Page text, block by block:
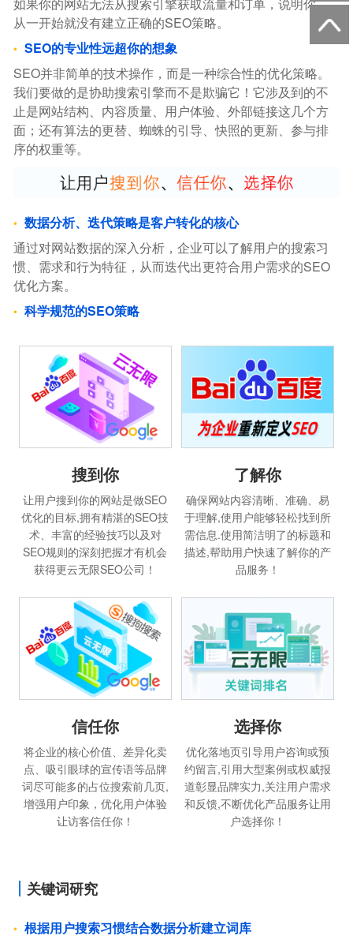
如果你的网站无法从搜索引擎获取流量和订单，说明你，
从一开始就没有建立正确的SEO策略。
SEO的专业性远超你的想象
SEO并非简单的技术操作，而是一种综合性的优化策略。
我们要做的是协助搜索引擎而不是欺骗它！它涉及到的不
止是网站结构、内容质量、用户体验、外部链接这几个方
面；还有算法的更替、蜘蛛的引导、快照的更新、参与排
序的权重等。
数据分析、迭代策略是客户转化的核心
通过对网站数据的深入分析，企业可以了解用户的搜索习
惯、需求和行为特征，从而迭代出更符合用户需求的SEO
优化方案。
科学规范的SEO策略
搜到你
让用户搜到你的网站是做SEO
优化的目标,拥有精湛的SEO技
术、丰富的经验技巧以及对
SEO规则的深刻把握才有机会
获得更云无限SEO公司！
了解你
确保网站内容清晰、准确、易
于理解,使用户能够轻松找到所
需信息.使用简洁明了的标题和
描述,帮助用户快速了解你的产
品服务！
信任你
将企业的核心价值、差异化卖
点、吸引眼球的宣传语等品牌
词尽可能多的占位搜索前几页,
增强用户印象，优化用户体验
让访客信任你！
选择你
优化落地页引导用户咨询或预
约留言,引用大型案例或权威报
道彰显品牌实力,关注用户需求
和反馈,不断优化产品服务让用
户选择你！
关键词研究
根据用户搜索习惯结合数据分析建立词库